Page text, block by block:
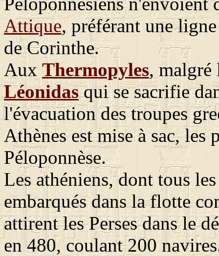
Attique, préférant une
de Corinthe.
Aux Thermopyles, malgré
Léonidasqui se sacrifie
l'évacuation des troupes
Athènes est mise à sac,
Péloponnèse.
Les athéniens, dont tous
embarqués dans la flotte
attirent les Perses dans le
en 480, coulant 200